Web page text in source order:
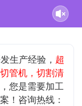
生产经验， 超
管机，切割清
，您是需要加工
！咨询热线：